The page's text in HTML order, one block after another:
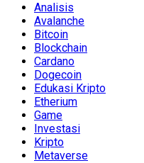
Analisis
Avalanche
Bitcoin
Blockchain
Cardano
Dogecoin
Edukasi Kripto
Etherium
Game
Investasi
Kripto
Metaverse